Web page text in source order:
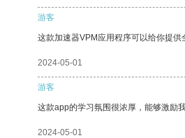
游客
这款加速器VPM应用程序可以给你提供
2024-05-01
游客
这款app的学习氛围很浓厚，能够激励
2024-05-01